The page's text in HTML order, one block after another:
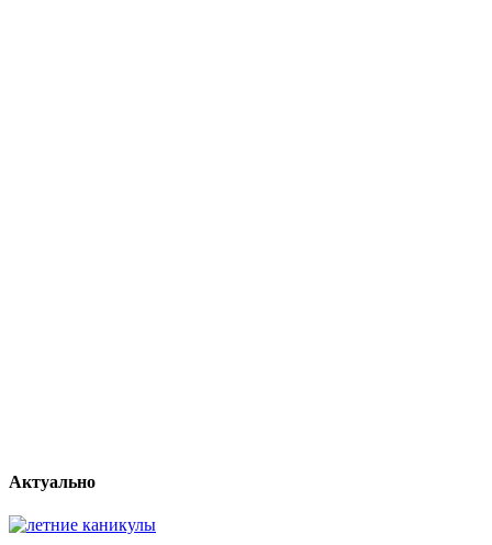
Актуально